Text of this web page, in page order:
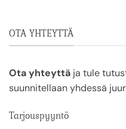
OTA YHTEYTTÄ
Ota yhteyttä ja tule
suunnitellaan yhdessä
Tarjouspyyntö